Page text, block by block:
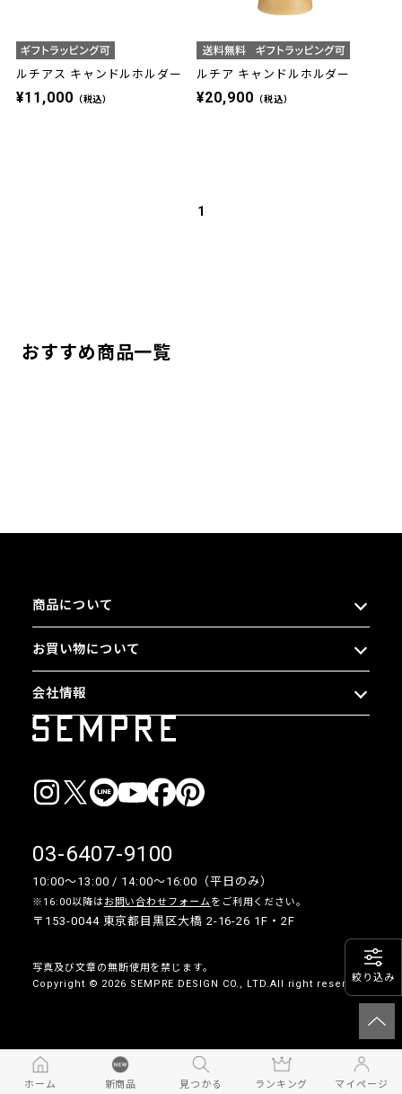
絞り込み
ルチアス キャンドルホルダー
¥11,000 （税込）
ルチア キャンドルホルダー
¥20,900 （税込）
1
おすすめ商品一覧
ホーム 新商品 見つかる ランキング マイページ
商品について
お買い物について
会社情報
03-6407-9100
10:00〜13:00 / 14:00〜16:00（平日のみ）
※16:00以降は お問い合わせフォームをご利用ください。
〒153-0044 東京都目黒区大橋 2-16-26 1F・2F
写真及び文章の無断使用を禁じます。
Copyright © 2026 SEMPRE DESIGN CO., LTD.All right reserved.